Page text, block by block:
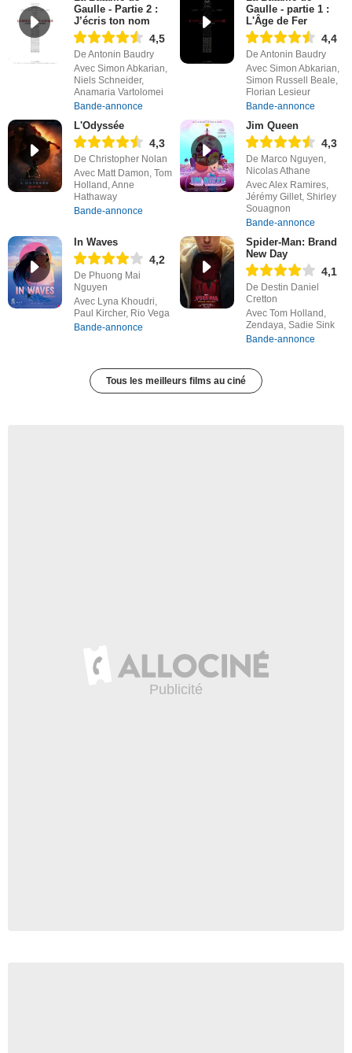
Gaulle - Partie 2 :
J’écris ton nom
4,5
De Antonin Baudry
Avec Simon Abkarian,
Niels Schneider,
Anamaria Vartolomei
Bande-annonce
Gaulle - partie 1 :
L'Âge de Fer
4,4
De Antonin Baudry
Avec Simon Abkarian,
Simon Russell Beale,
Florian Lesieur
Bande-annonce
L'Odyssée
4,3
De Christopher Nolan
Avec Matt Damon, Tom
Holland, Anne
Hathaway
Bande-annonce
Jim Queen
4,3
De Marco Nguyen,
Nicolas Athane
Avec Alex Ramires,
Jérémy Gillet, Shirley
Souagnon
Bande-annonce
In Waves
4,2
De Phuong Mai
Nguyen
Avec Lyna Khoudri,
Paul Kircher, Rio Vega
Bande-annonce
Spider-Man: Brand
New Day
4,1
De Destin Daniel
Cretton
Avec Tom Holland,
Zendaya, Sadie Sink
Bande-annonce
Tous les meilleurs films au ciné